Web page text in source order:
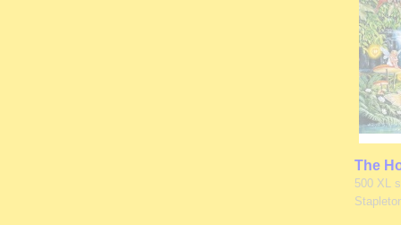
The
Faerie
500 XL